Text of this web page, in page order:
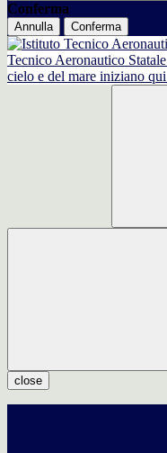
Conferma
Annulla Conferma
Tecnico Aeronautico Statale
cielo e del mare iniziano qui
close